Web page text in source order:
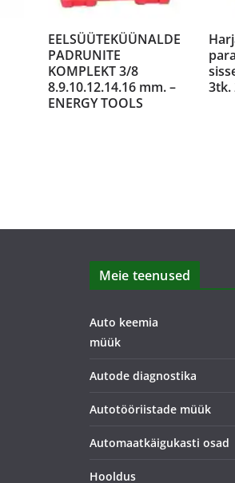
EELSÜÜTEKÜÜNALDE
PADRUNITE
KOMPLEKT 3/8
8.9.10.12.14.16 mm. –
ENERGY TOOLS
3tk.
Meie teenused
Auto keemia
müük
Autode diagnostika
Autotööriistade müük
Automaatkäigukasti osad
Hooldus